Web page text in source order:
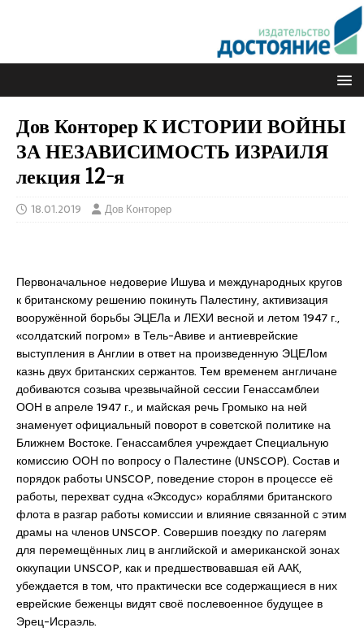
Дов Конторер К ИСТОРИИ ВОЙНЫ
ЗА НЕЗАВИСИМОСТЬ ИЗРАИЛЯ
лекция 12-я
18.01.2019 Дов Конторер
Первоначальное недоверие Ишува и международных кругов
к британскому решению покинуть Палестину, активизация
вооружённой борьбы ЭЦЕЛа и ЛЕХИ весной и летом 1947 г.,
«солдатский погром» в Тель-Авиве и антиеврейские
выступления в Англии в ответ на произведенную ЭЦЕЛом
казнь двух британских сержантов. Тем временем англичане
добиваются созыва чрезвычайной сессии Генассамблеи
ООН в апреле 1947 г., и майская речь Громыко на ней
знаменует официальный поворот в советской политике на
Ближнем Востоке. Генассамблея учреждает Специальную
комиссию ООН по вопросу о Палестине (UNSCOP). Состав и
порядок работы UNSCOP, поведение сторон в процессе её
работы, перехват судна «Эксодус» кораблями британского
флота в разгар работы комиссии и влияние связанной с этим
драмы на членов UNSCOP. Совершив поездку по лагерям
для перемещённых лиц в английской и американской зонах
оккупации UNSCOP, как и предшествовавшая ей ААК,
убеждается в том, что практически все содержащиеся в них
еврейские беженцы видят своё послевоенное будущее в
Эрец-Исраэль.